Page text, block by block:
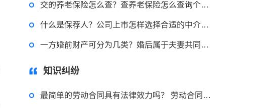
交的养老保险怎么查？查养老保险怎么查询个人账户？
什么是保荐人？公司上市怎样选择合适的中介机构？
一方婚前财产可分为几类？婚后属于夫妻共同财产的有哪些？
知识纠纷
最简单的劳动合同具有法律效力吗？ 劳动合同上的附件有效吗？
虚开增值税发票罪要如何来界定？虚开增值税票罪怎样规定立案标准的？
律师回答区